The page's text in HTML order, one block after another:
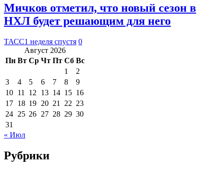
Мичков отметил, что новый сезон в
НХЛ будет решающим для него
ТАСС1 неделя спустя 0
Август 2026
Пн Вт Ср Чт Пт Сб Вс
1
2
3
4 5 6 7 8
9
10 11 12 13 14 15 16
17 18 19 20 21 22 23
24 25 26 27 28 29 30
31
« Июл
Рубрики